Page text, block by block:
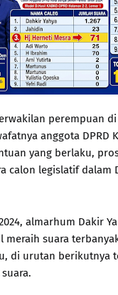
perempuan
anggota DPRD
yang berlaku,
calon legislatif dalam
almarhum Dakir
meraih suara
di urutan berikutnya